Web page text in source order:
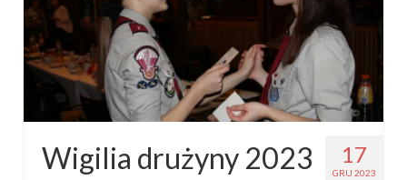
17
GRU 2023
Wigilia drużyny 2023